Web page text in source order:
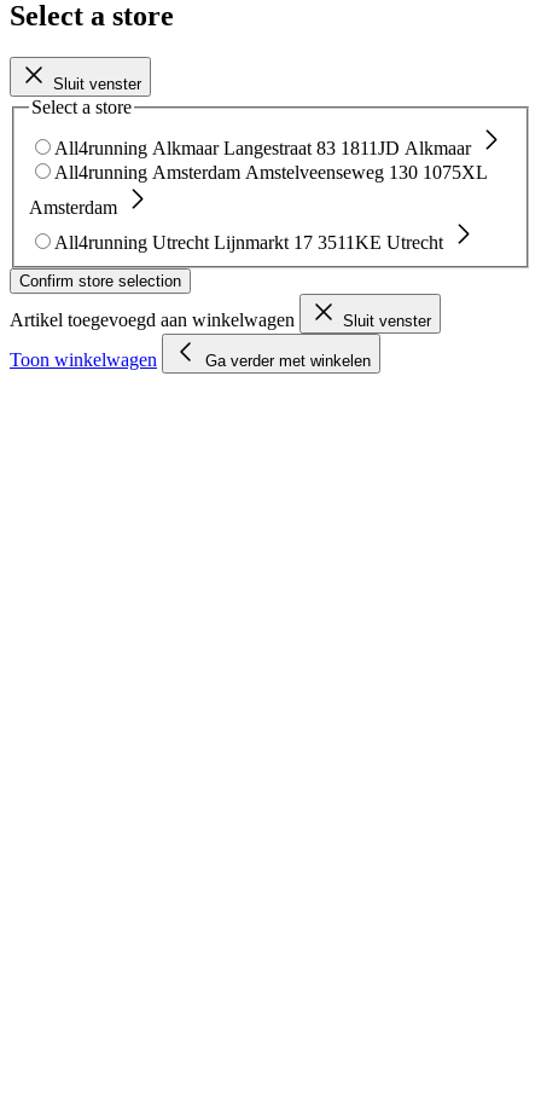
Select a store
Sluit venster
Select a store
All4running Alkmaar Langestraat 83 1811JD Alkmaar
All4running Amsterdam Amstelveenseweg 130 1075XL
Amsterdam
All4running Utrecht Lijnmarkt 17 3511KE Utrecht
Confirm store selection
Artikel toegevoegd aan winkelwagen Sluit venster
Toon winkelwagen Ga verder met winkelen